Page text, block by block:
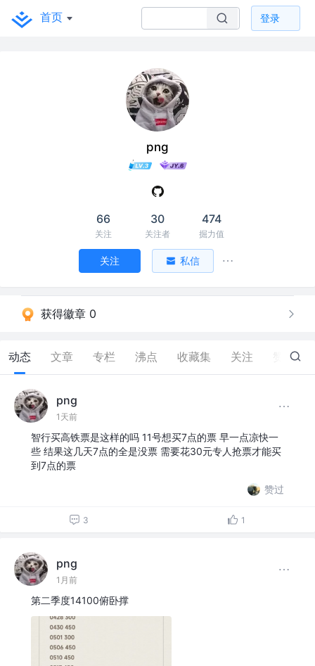
首页 登录
png
66
关注
30
关注者
474
掘力值
关注 私信
获得徽章 0
动态 文章 专栏 沸点 收藏集 关注 203
png
1天前
智行买高铁票是这样的吗 11号想买7点的票 早一点凉快一
些 结果这几天7点的全是没票 需要花30元专人抢票才能买
到7点的票
赞过
3 1
png
1月前
第二季度14100俯卧撑